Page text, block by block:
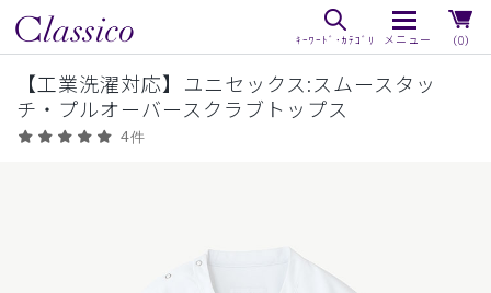
（0）
【工業洗濯対応】ユニセックス:スムースタッ
チ・プルオーバースクラブトップス
4件